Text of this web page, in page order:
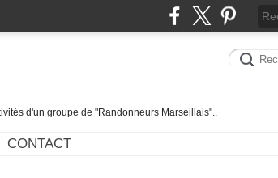
d'un groupe de "Randonneurs Marseillais"..
CONTACT